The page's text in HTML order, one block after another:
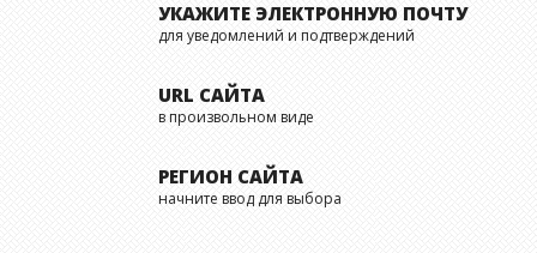
УКАЖИТЕ ЭЛЕКТРОННУЮ ПОЧТУ
для уведомлений и подтверждений
URL САЙТА
в произвольном виде
РЕГИОН САЙТА
начните ввод для выбора